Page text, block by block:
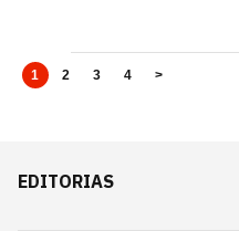
1 2 3 4 >
EDITORIAS